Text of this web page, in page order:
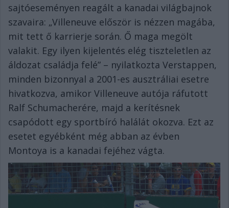
sajtóeseményen reagált a kanadai világbajnok
szavaira: „Villeneuve először is nézzen magába,
mit tett ő karrierje során. Ő maga megölt
valakit. Egy ilyen kijelentés elég tiszteletlen az
áldozat családja felé” – nyilatkozta Verstappen,
minden bizonnyal a 2001-es ausztráliai esetre
hivatkozva, amikor Villeneuve autója ráfutott
Ralf Schumacherére, majd a kerítésnek
csapódott egy sportbíró halálát okozva. Ezt az
esetet egyébként még abban az évben
Montoya is a kanadai fejéhez vágta.